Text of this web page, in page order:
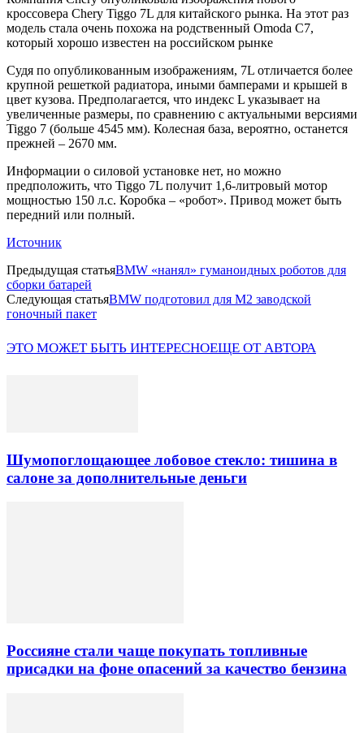
кроссовера Chery Tiggo 7L для китайского рынка. На этот раз
модель стала очень похожа на родственный Omoda C7,
который хорошо известен на российском рынке
Судя по опубликованным изображениям, 7L отличается более
крупной решеткой радиатора, иными бамперами и крышей в
цвет кузова. Предполагается, что индекс L указывает на
увеличенные размеры, по сравнению с актуальными версиями
Tiggo 7 (больше 4545 мм). Колесная база, вероятно, останется
прежней – 2670 мм.
Информации о силовой установке нет, но можно
предположить, что Tiggo 7L получит 1,6-литровый мотор
мощностью 150 л.с. Коробка – «робот». Привод может быть
передний или полный.
Источник
Предыдущая статьяBMW «нанял» гуманоидных роботов для
сборки батарей
Следующая статьяBMW подготовил для M2 заводской
гоночный пакет
ЭТО МОЖЕТ БЫТЬ ИНТЕРЕСНОЕЩЕ ОТ АВТОРА
Шумопоглощающее лобовое стекло: тишина в
салоне за дополнительные деньги
Россияне стали чаще покупать топливные
присадки на фоне опасений за качество бензина